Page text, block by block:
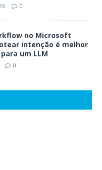
0
no Microsoft
intenção é melhor
um LLM
0